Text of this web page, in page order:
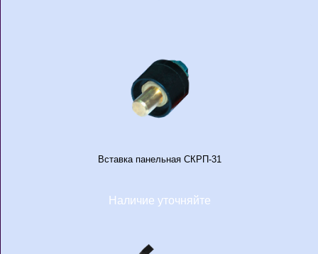
Вставка панельная СКРП-31
Наличие уточняйте